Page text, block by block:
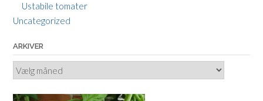
Ustabile tomater
Uncategorized
ARKIVER
Arkiver